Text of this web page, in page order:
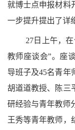
就博士点申报材料
一步提升提出了详
27日上午，
教师座谈会”。座
导班子及45名青年
胡道道教授、陈三
研经验与青年教师
王秀等青年教师，